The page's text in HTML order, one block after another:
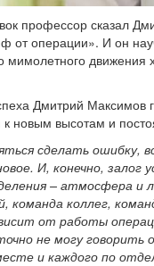
профессор сказал
от операции». И он
мимолетного движения
Дмитрий Максимов
к новым высотам и
сделать ошибку,
И, конечно, залог
– атмосфера и
коллег,
от работы
не могу говорить
и каждого по